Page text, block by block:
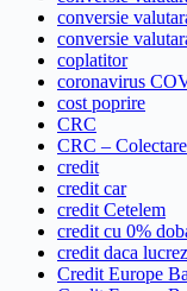
conversie
conversie
coplatitor
coronavirus
cost poprire
CRC
CRC –
credit
credit car
credit Cetelem
credit cu 0%
credit daca
Credit Europe